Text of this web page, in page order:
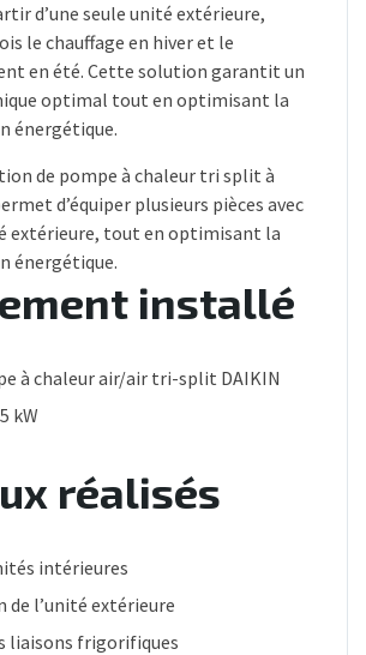
d’une seule unité extérieure,
le chauffage en hiver et le
en été. Cette solution garantit un
optimal tout en optimisant la
énergétique.
de pompe à chaleur tri split à
d’équiper plusieurs pièces avec
extérieure, tout en optimisant la
énergétique.
installé
à chaleur air/air tri-split DAIKIN
kW
réalisés
intérieures
l’unité extérieure
liaisons frigorifiques